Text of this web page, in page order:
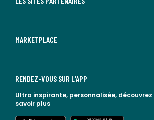
MARKETPLACE
RENDEZ-VOUS SUR L'APP
Ultra inspirante, personnalisée,
savoir plus
lien vers l'app store
lien vers google play